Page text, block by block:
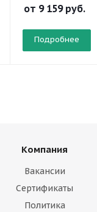
от 9 159 руб.
Подробнее
Компания
Вакансии
Сертификаты
Политика